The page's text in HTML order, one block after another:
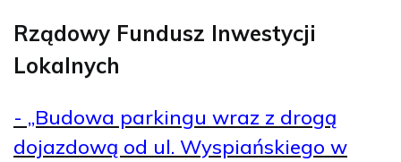
Rządowy Fundusz Inwestycji
Lokalnych
- „Budowa parkingu wraz z drogą
dojazdową od ul. Wyspiańskiego w